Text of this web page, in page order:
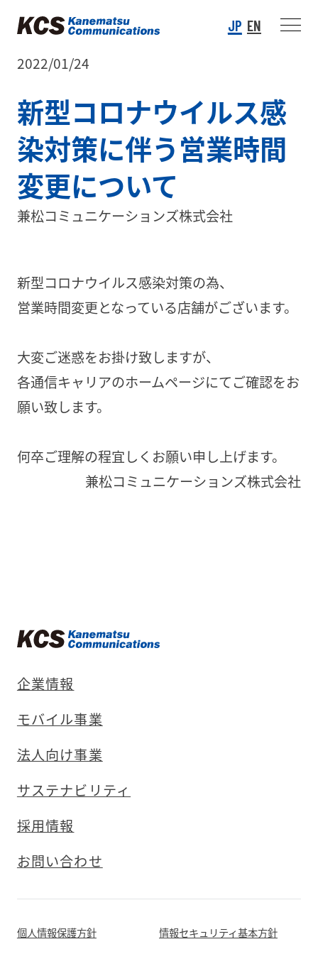
JP EN
2022/01/24
新型コロナウイルス感
染対策に伴う営業時間
変更について
兼松コミュニケーションズ株式会社
新型コロナウイルス感染対策の為、
営業時間変更となっている店舗がございます。
大変ご迷惑をお掛け致しますが、
各通信キャリアのホームページにてご確認をお
願い致します。
何卒ご理解の程宜しくお願い申し上げます。
兼松コミュニケーションズ株式会社
企業情報
モバイル事業
法人向け事業
サステナビリティ
採用情報
お問い合わせ
個人情報保護方針
情報セキュリティ基本方針